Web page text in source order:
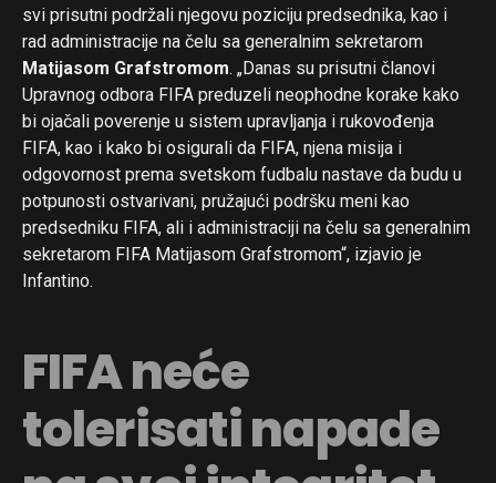
svi prisutni podržali njegovu poziciju predsednika, kao i
rad administracije na čelu sa generalnim sekretarom
Matijasom Grafstromom. „Danas su prisutni članovi
Upravnog odbora FIFA preduzeli neophodne korake kako
bi ojačali poverenje u sistem upravljanja i rukovođenja
FIFA, kao i kako bi osigurali da FIFA, njena misija i
odgovornost prema svetskom fudbalu nastave da budu u
potpunosti ostvarivani, pružajući podršku meni kao
predsedniku FIFA, ali i administraciji na čelu sa generalnim
sekretarom FIFA Matijasom Grafstromom“, izjavio je
Infantino.
FIFA neće
tolerisati napade